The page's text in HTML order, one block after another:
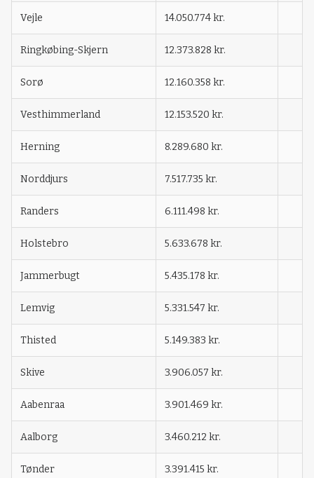
Vejle 14.050.774 kr.
Ringkøbing-Skjern 12.373.828 kr.
Sorø 12.160.358 kr.
Vesthimmerland 12.153.520 kr.
Herning 8.289.680 kr.
Norddjurs 7.517.735 kr.
Randers 6.111.498 kr.
Holstebro 5.633.678 kr.
Jammerbugt 5.435.178 kr.
Lemvig 5.331.547 kr.
Thisted 5.149.383 kr.
Skive 3.906.057 kr.
Aabenraa 3.901.469 kr.
Aalborg 3.460.212 kr.
Tønder 3.391.415 kr.